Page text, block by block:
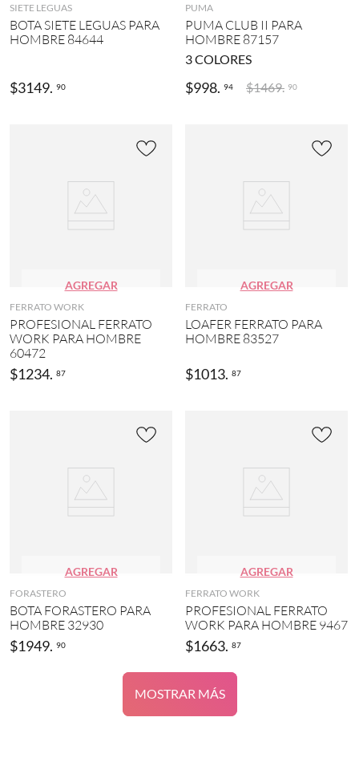
SIETE LEGUAS
BOTA SIETE LEGUAS PARA
HOMBRE 84644
$3149. 90
PUMA
PUMA CLUB II PARA
HOMBRE 87157
3COLORES
$998. 94 $1469. 90
AGREGAR
FERRATO WORK
PROFESIONAL FERRATO
WORK PARA HOMBRE
60472
$1234. 87
AGREGAR
FERRATO
LOAFER FERRATO PARA
HOMBRE 83527
$1013. 87
AGREGAR
FORASTERO
BOTA FORASTERO PARA
HOMBRE 32930
$1949. 90
AGREGAR
FERRATO WORK
PROFESIONAL FERRATO
WORK PARA HOMBRE 9467
$1663. 87
MOSTRAR MÁS